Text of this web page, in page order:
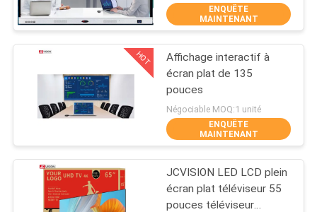
VISITE
DE
L'USINE
CONTRÔLE
LA
QUALITÉ
Affichage de mur
visuel d'affichage à
cristaux liquides
ENQUÊTE
MAINTENANT
HOT
Affichage interactif à
écran plat de 135
pouces
Négociable MOQ:1 unité
ENQUÊTE
MAINTENANT
JCVISION LED LCD plein
écran plat téléviseur 55
pouces téléviseur